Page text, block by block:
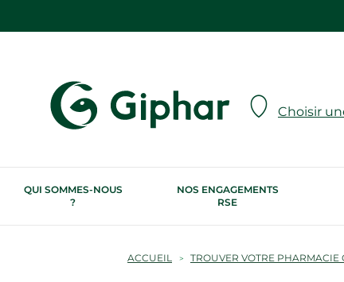
Choisir
QUI SOMMES-NOUS
?
NOS ENGAGEMENTS
RSE
ACCUEIL TROUVER VOTRE PHARMACIE